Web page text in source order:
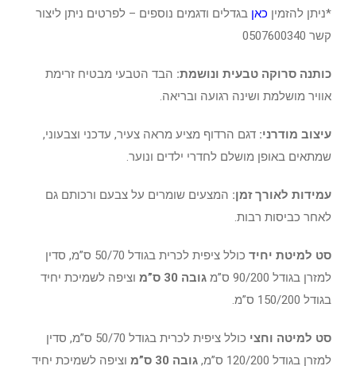
*ניתן להזמין כאן בגדלים ודגמים נוספים – לפרטים ניתן ליצור
קשר 0507600340
כותנה סרוקה טבעית ונושמת: הבד הטבעי מבטיח זרימת
אוויר מושלמת ושינה רגועה ובריאה.
עיצוב מודרני: דגם הרדוף מציע מראה צעיר, עדכני וצבעוני,
שמתאים באופן מושלם לחדרי ילדים ונוער.
עמידות לאורך זמן: המצעים שומרים על צבעם ורכותם גם
לאחר כביסות רבות.
סט למיטת יחיד
כולל ציפית לכרית בגודל 50/70 ס”מ, סדין
למזרן בגודל 90/200 ס”מ
גובה 30 ס”מ
וציפה לשמיכת יחיד
בגודל 150/200 ס”מ.
סט למיטה וחצי
כולל ציפית לכרית בגודל 50/70 ס”מ, סדין
למזרן בגודל 120/200 ס”מ,
גובה 30 ס”מ
וציפה לשמיכת יחיד